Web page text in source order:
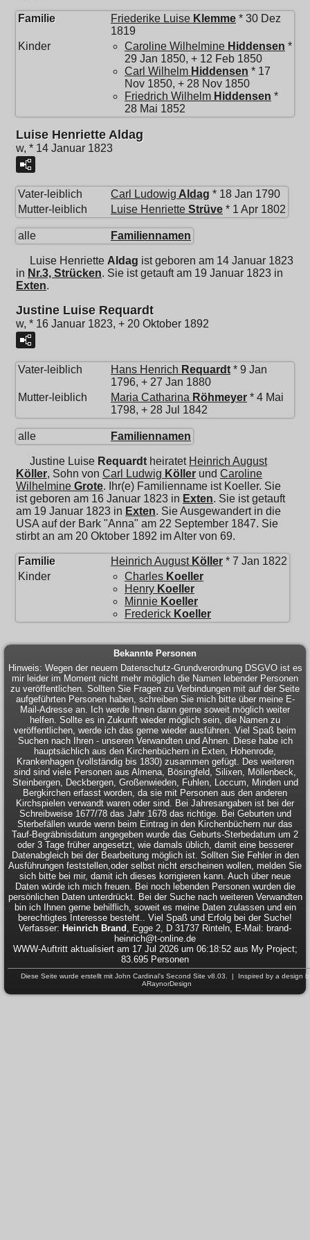
Familie Friederike Luise Klemme * 30 Dez
1819
Kinder
Caroline Wilhelmine Hiddensen *
29 Jan 1850, + 12 Feb 1850
Carl Wilhelm Hiddensen * 17
Nov 1850, + 28 Nov 1850
Friedrich Wilhelm Hiddensen *
28 Mai 1852
Luise Henriette Aldag
w, * 14 Januar 1823
Vater-leiblich Carl Ludowig Aldag * 18 Jan 1790
Mutter-leiblich
Luise Henriette Strüve * 1 Apr 1802
alle Familiennamen
Luise Henriette Aldag ist geboren am 14 Januar 1823
in Nr.3, Strücken. Sie ist getauft am 19 Januar 1823 in
Exten.
Justine Luise Requardt
w, * 16 Januar 1823, + 20 Oktober 1892
Vater-leiblich Hans Henrich Requardt * 9 Jan
1796, + 27 Jan 1880
Mutter-leiblich
Maria Catharina Röhmeyer * 4 Mai
1798, + 28 Jul 1842
alle Familiennamen
Justine Luise Requardt heiratet Heinrich August
Köller, Sohn von Carl Ludwig Köller und Caroline
Wilhelmine Grote. Ihr(e) Familienname ist Koeller. Sie
ist geboren am 16 Januar 1823 in Exten. Sie ist getauft
am 19 Januar 1823 in Exten. Sie Ausgewandert in die
USA auf der Bark "Anna" am 22 September 1847. Sie
stirbt an am 20 Oktober 1892 im Alter von 69.
Familie Heinrich August Köller * 7 Jan 1822
Kinder
Charles Koeller
Henry Koeller
Minnie Koeller
Frederick Koeller
Bekannte Personen
Hinweis: Wegen der neuern Datenschutz-Grundverordnung DSGVO ist es
mir leider im Moment nicht mehr möglich die Namen lebender Personen
zu veröffentlichen. Sollten Sie Fragen zu Verbindungen mit auf der Seite
aufgeführten Personen haben, schreiben Sie mich bitte über meine E-
Mail-Adresse an. Ich werde Ihnen dann gerne soweit möglich weiter
helfen. Sollte es in Zukunft wieder möglich sein, die Namen zu
veröffentlichen, werde ich das gerne wieder ausführen. Viel Spaß beim
Suchen nach Ihren - unseren Verwandten und Ahnen. Diese habe ich
hauptsächlich aus den Kirchenbüchern in Exten, Hohenrode,
Krankenhagen (vollständig bis 1830) zusammen gefügt. Des weiteren
sind sind viele Personen aus Almena, Bösingfeld, Silixen, Möllenbeck,
Steinbergen, Deckbergen, Großenwieden, Fuhlen, Loccum, Minden und
Bergkirchen erfasst worden, da sie mit Personen aus den anderen
Kirchspielen verwandt waren oder sind. Bei Jahresangaben ist bei der
Schreibweise 1677/78 das Jahr 1678 das richtige. Bei Geburten und
Sterbefällen wurde wenn beim Eintrag in den Kirchenbüchern nur das
Tauf-Begräbnisdatum angegeben wurde das Geburts-Sterbedatum um 2
oder 3 Tage früher angesetzt, wie damals üblich, damit eine besserer
Datenabgleich bei der Bearbeitung möglich ist. Sollten Sie Fehler in den
Ausführungen feststellen,oder selbst nicht erscheinen wollen, melden Sie
sich bitte bei mir, damit ich dieses korrigieren kann. Auch über neue
Daten würde ich mich freuen. Bei noch lebenden Personen wurden die
persönlichen Daten unterdrückt. Bei der Suche nach weiteren Verwandten
bin ich Ihnen gerne behilflich, soweit es meine Daten zulassen und ein
berechtigtes Interesse besteht.. Viel Spaß und Erfolg bei der Suche!
Verfasser: Heinrich Brand , Egge 2, D 31737 Rinteln, E-Mail: brand-
heinrich@t-online.de
WWW-Auftritt aktualisiert am 17 Jul 2026 um 06:18:52 aus My Project;
83.695 Personen
Diese Seite wurde erstellt mit John Cardinal's Second Site v8.03. | Inspired by a design
ARaynorDesign